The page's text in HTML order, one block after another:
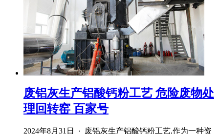
废铝灰生产铝酸钙粉工艺 危险废物处
理回转窑 百家号
2024年8月31日 · 废铝灰生产铝酸钙粉工艺,作为一种资